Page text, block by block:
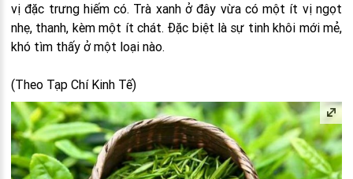
vị đặc trưng hiếm có. Trà xanh ở đây vừa có một ít vị ngọt
nhẹ, thanh, kèm một ít chát. Đặc biệt là sự tinh khôi mới mẻ,
khó tìm thấy ở một loại nào.
(Theo Tạp Chí Kinh Tế)